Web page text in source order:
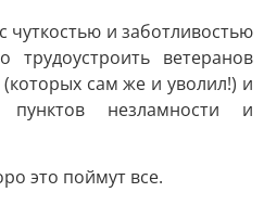
чуткостью и заботливостью
трудоустроить ветеранов
сам же и уволил!) и
пунктов незламности и
это поймут все.